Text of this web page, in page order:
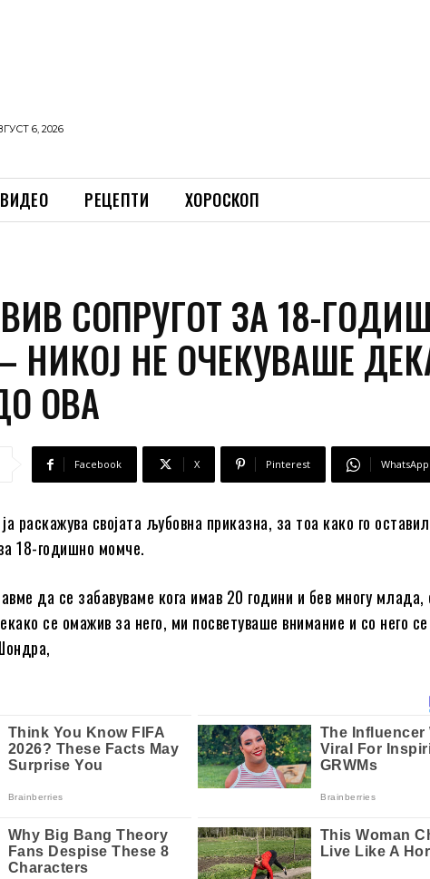
6, 2026
ВИДЕО РЕЦЕПТИ ХОРОСКОП
СОПРУГОТ ЗА 18-
НИКОЈ НЕ ОЧЕКУВАШЕ
ОВА
Facebook X Pinterest WhatsApp
раскажува својата љубовна приказна, за тоа како го
18-годишно момче.
да се забавуваме кога имав 20 години и бев многу млада,
се омажив за него, ми посветуваше внимание и со него се